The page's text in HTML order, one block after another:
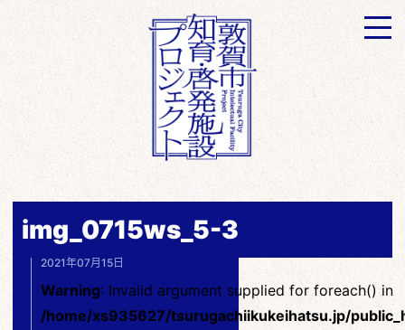
img_0715ws_5-3
2021年07月15日
Warning: Invalid argument supplied for foreach() in
/home/xs935627/tsurugachiikukeihatsu.jp/